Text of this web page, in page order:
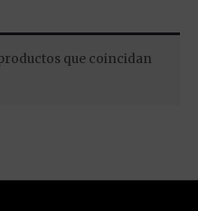
que coincidan